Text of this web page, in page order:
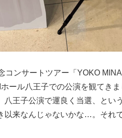
ンサートツアー「YOKO
ール八王子での公演を観てき
八王子公演で運良く当選、と
以来なんじゃないかな…。それ